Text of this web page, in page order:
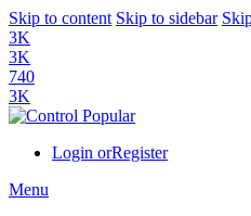
Skip to content Skip to sidebar
3K
3K
740
3K
Login orRegister
Menu